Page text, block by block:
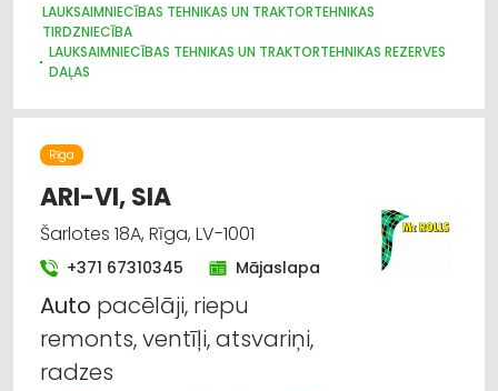
LAUKSAIMNIECĪBAS TEHNIKAS UN TRAKTORTEHNIKAS
TIRDZNIECĪBA
LAUKSAIMNIECĪBAS TEHNIKAS UN TRAKTORTEHNIKAS REZERVES
DAĻAS
LABOŠANA, REMONTS
LAUKSAIMNIECĪBAS PAKALPOJUMI
Rīga
ARI-VI, SIA
Šarlotes 18A, Rīga, LV-1001
+371 67310345 Mājaslapa
Auto pacēlāji, riepu
remonts, ventīļi, atsvariņi,
radzes